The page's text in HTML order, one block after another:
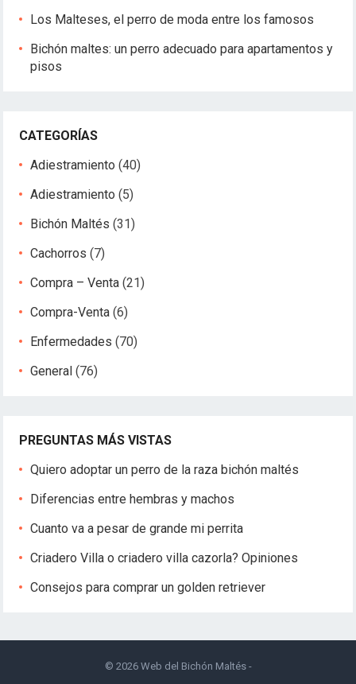
Los Malteses, el perro de moda entre los famosos
Bichón maltes: un perro adecuado para apartamentos y
pisos
CATEGORÍAS
Adiestramiento (40)
Adiestramiento (5)
Bichón Maltés (31)
Cachorros (7)
Compra – Venta (21)
Compra-Venta (6)
Enfermedades (70)
General (76)
PREGUNTAS MÁS VISTAS
Quiero adoptar un perro de la raza bichón maltés
Diferencias entre hembras y machos
Cuanto va a pesar de grande mi perrita
Criadero Villa o criadero villa cazorla? Opiniones
Consejos para comprar un golden retriever
© 2026 Web del Bichón Maltés-